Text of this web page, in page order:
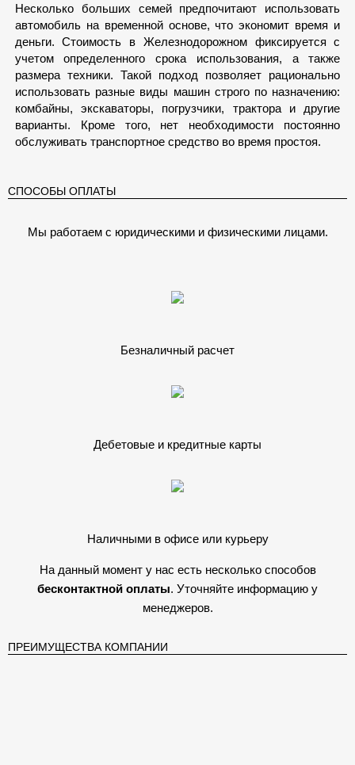
Несколько больших семей предпочитают использовать
автомобиль на временной основе, что экономит время и
деньги. Стоимость в Железнодорожном фиксируется с
учетом определенного срока использования, а также
размера техники. Такой подход позволяет рационально
использовать разные виды машин строго по назначению:
комбайны, экскаваторы, погрузчики, трактора и другие
варианты. Кроме того, нет необходимости постоянно
обслуживать транспортное средство во время простоя.
СПОСОБЫ ОПЛАТЫ
Мы работаем с юридическими и физическими лицами.
Безналичный расчет
Дебетовые и кредитные карты
Наличными в офисе или курьеру
На данный момент у нас есть несколько способов
бесконтактной оплаты. Уточняйте информацию у
менеджеров.
ПРЕИМУЩЕСТВА КОМПАНИИ